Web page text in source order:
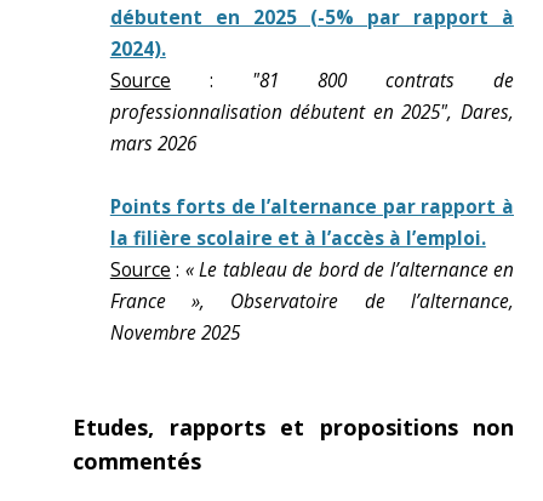
débutent en 2025 (-5% par rapport à
2024).
Source : "81 800 contrats de
professionnalisation débutent en 2025", Dares,
mars 2026
Points forts de l’alternance par rapport à
la filière scolaire et à l’accès à l’emploi.
Source : « Le tableau de bord de l’alternance en
France », Observatoire de l’alternance,
Novembre 2025
Etudes, rapports et propositions non
commentés